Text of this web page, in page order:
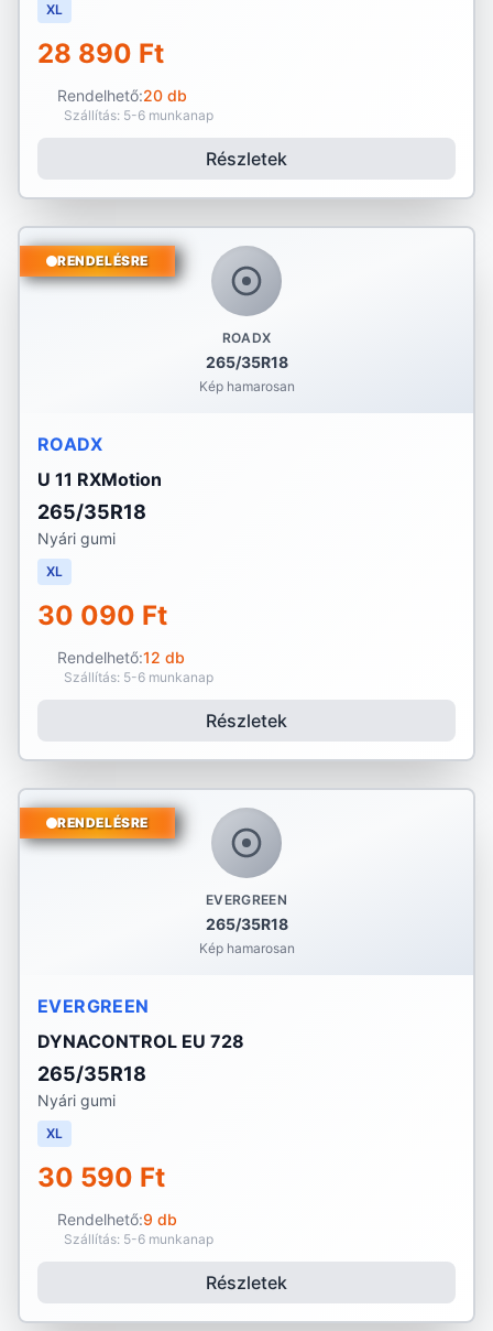
XL
28 890 Ft
Rendelhető:20 db
Szállítás: 5-6 munkanap
Részletek
ROADX
265/35R18
Kép hamarosan
RENDELÉSRE
ROADX
U 11 RXMotion
265/35R18
Nyári gumi
XL
30 090 Ft
Rendelhető:12 db
Szállítás: 5-6 munkanap
Részletek
EVERGREEN
265/35R18
Kép hamarosan
RENDELÉSRE
EVERGREEN
DYNACONTROL EU 728
265/35R18
Nyári gumi
XL
30 590 Ft
Rendelhető:9 db
Szállítás: 5-6 munkanap
Részletek